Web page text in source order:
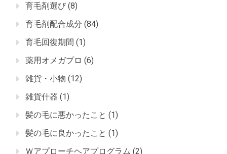
育毛剤選び (8)
育毛剤配合成分 (84)
育毛回復期間 (1)
薬用オメガプロ (6)
雑貨・小物 (12)
雑貨什器 (1)
髪の毛に悪かったこと (1)
髪の毛に良かったこと (1)
Ｗアプローチヘアプログラム (2)